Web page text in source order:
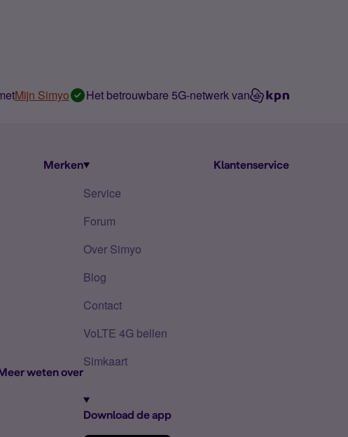
Mijn Simyo Het betrouwbare 5G-netwerk van
Merken
weten over
Klantenservice
Service
Forum
Over Simyo
Blog
Contact
VoLTE 4G bellen
Simkaart
Download de app